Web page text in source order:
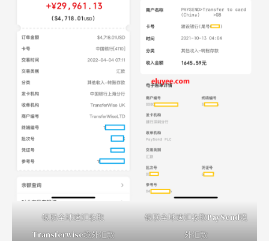
银联全球速汇收取
Transferwise境外汇款
银联全球速汇收取PaySend境
外汇款